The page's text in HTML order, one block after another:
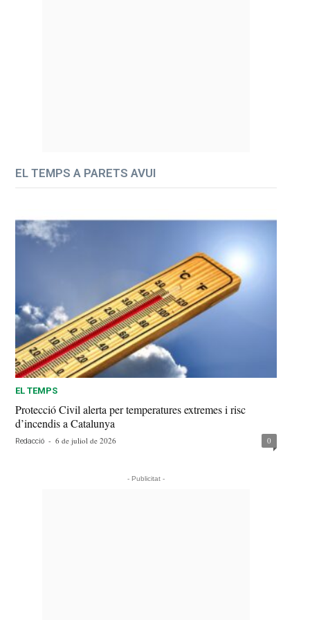
EL TEMPS A PARETS AVUI
EL TEMPS
Protecció Civil alerta per temperatures extremes i risc
d’incendis a Catalunya
Redacció - 6 de juliol de 2026 0
- Publicitat -